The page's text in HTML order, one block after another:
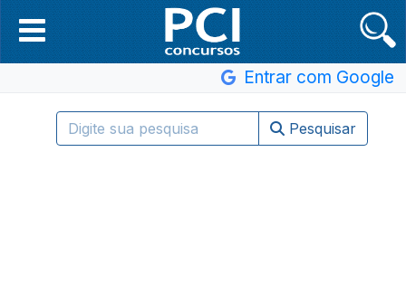
Entrar com Google
Pesquisar